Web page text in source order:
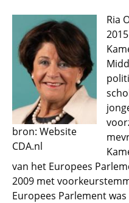
bron: Website
CDA.nl
Ria
van het Europees
2009 met
Europees Parlement